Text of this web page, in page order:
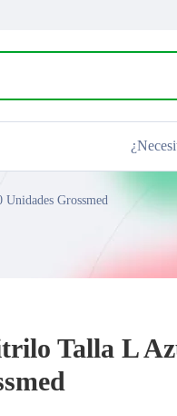
Grossmed
Talla L